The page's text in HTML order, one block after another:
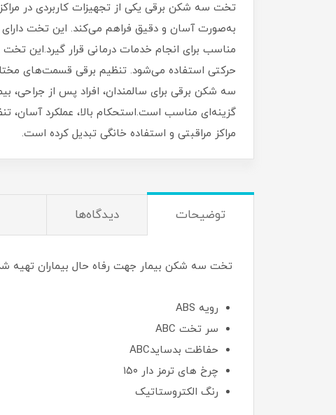
تخت سه شکن برقی یکی از تجهیزات کاربردی در
به‌صورت آسان و دقیق فراهم می‌کند. این تخت
مناسب برای انجام خدمات درمانی قرار گیرد.این تخت
حرکتی استفاده می‌شود. تنظیم برقی قسمت‌های
سه شکن برقی برای سالمندان، افراد پس از جراحی،
گزینه‌ای مناسب است.استحکام بالا، عملکرد آسان،
مراکز مراقبتی و استفاده خانگی تبدیل کرده است.
توضیحات دیدگاه‌ها
تخت سه شکن بیمار جهت رفاه حال بیماران تهیه
رویه ABS
سر تخت ABC
حفاظت بدسایدABC
چرخ های ترمز دار ۱۵۰
رنگ الکتروستاتیک